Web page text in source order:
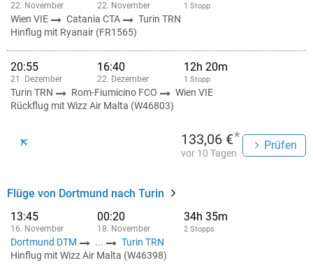
22. November 22. November 1 Stopp
Wien VIE Catania CTA
Turin TRN
Hinflug mit Ryanair (FR1565)
20:55
21. Dezember
16:40
22. Dezember
12h 20m
1 Stopp
Turin TRN Rom-Fiumicino FCO
Wien VIE
Rückflug mit Wizz Air Malta (W46803)
133,06 €*
vor 10 Tagen
Prüfen
Flüge von Dortmund nach Turin
13:45
16. November
00:20
18. November
34h 35m
2 Stopps
Dortmund DTM ...
Turin TRN
Hinflug mit Wizz Air Malta (W46398)